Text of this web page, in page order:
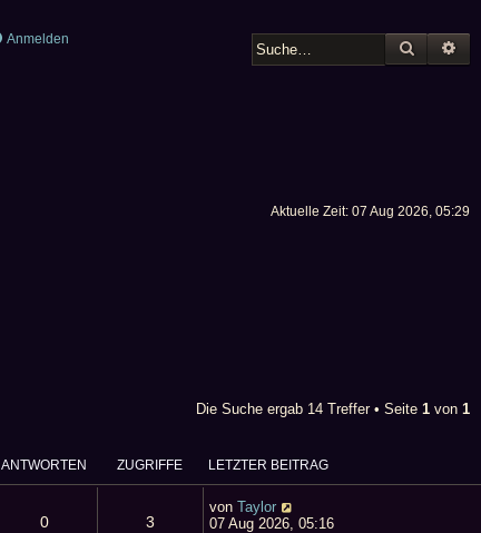
Anmelden
SUCHE
Aktuelle Zeit: 07 Aug 2026, 05:29
Die Suche ergab 14 Treffer • Seite 1 von 1
ANTWORTEN ZUGRIFFE LETZTER BEITRAG
0 3
von Taylor
07 Aug 2026, 05:16